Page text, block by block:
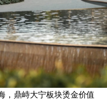
，鼎峙大宁板块烫金价值